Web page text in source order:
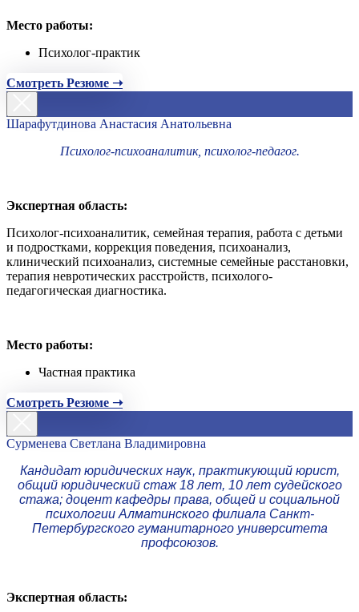
Место работы:
Психолог-практик
Смотреть Резюме ➝
Шарафутдинова Анастасия Анатольевна
Психолог-психоаналитик, психолог-педагог.
Экспертная область:
Психолог-психоаналитик, семейная терапия, работа с детьми
и подростками, коррекция поведения, психоанализ,
клинический психоанализ, системные семейные расстановки,
терапия невротических расстройств, психолого-
педагогическая диагностика.
Место работы:
Частная практика
Смотреть Резюме ➝
Сурменева Светлана Владимировна
Кандидат юридических наук, практикующий юрист,
общий юридический стаж 18 лет, 10 лет судейского
стажа; доцент кафедры права, общей и социальной
психологии Алматинского филиала Санкт-
Петербургского гуманитарного университета
профсоюзов.
Экспертная область: